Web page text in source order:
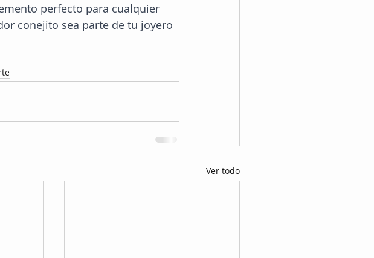
perfecto para cualquier
conejito sea parte de tu joyero
Ver todo